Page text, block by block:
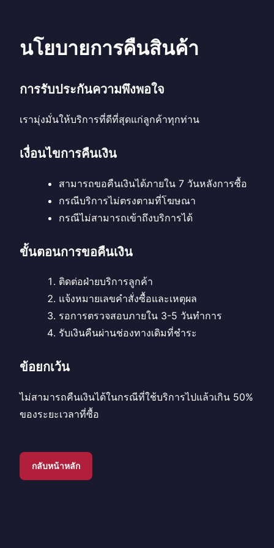
นโยบายการคืนสินค้า
การรับประกันความพึงพอใจ
เรามุ่งมั่นให้บริการที่ดีที่สุดแก่ลูกค้าทุกท่าน
เงื่อนไขการคืนเงิน
สามารถขอคืนเงินได้ภายใน 7 วันหลังการซื้อ
กรณีบริการไม่ตรงตามที่โฆษณา
กรณีไม่สามารถเข้าถึงบริการได้
ขั้นตอนการขอคืนเงิน
ติดต่อฝ่ายบริการลูกค้า
แจ้งหมายเลขคำสั่งซื้อและเหตุผล
รอการตรวจสอบภายใน 3-5 วันทำการ
รับเงินคืนผ่านช่องทางเดิมที่ชำระ
ข้อยกเว้น
ไม่สามารถคืนเงินได้ในกรณีที่ใช้บริการไปแล้วเกิน 50%
ของระยะเวลาที่ซื้อ
กลับหน้าหลัก